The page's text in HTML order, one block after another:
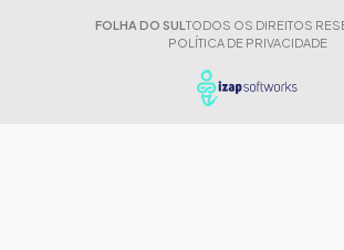
FOLHA DO SUL TODOS OS DIREITOS
POLÍTICA DE PRIVACIDADE